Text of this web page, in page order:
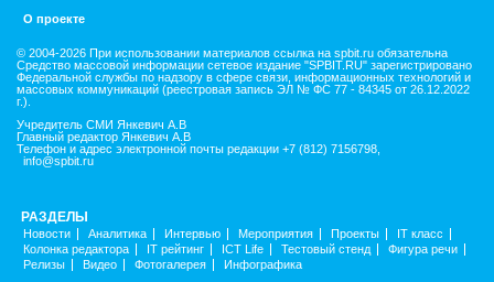
О проекте
© 2004-2026 При использовании материалов ссылка на spbit.ru обязательна
Средство массовой информации сетевое издание "SPBIT.RU" зарегистрировано
Федеральной службы по надзору в сфере связи, информационных технологий и
массовых коммуникаций (реестровая запись ЭЛ № ФС 77 - 84345 от 26.12.2022
г.).
Учредитель СМИ Янкевич А.В
Главный редактор Янкевич А.В
Телефон и адрес электронной почты редакции +7 (812) 7156798,
info@spbit.ru
РАЗДЕЛЫ
Новости Аналитика Интервью Мероприятия Проекты
IT класс
Колонка редактора
IT рейтинг ICT Life Тестовый стенд
Фигура речи
Релизы
Видео Фотогалерея Инфографика